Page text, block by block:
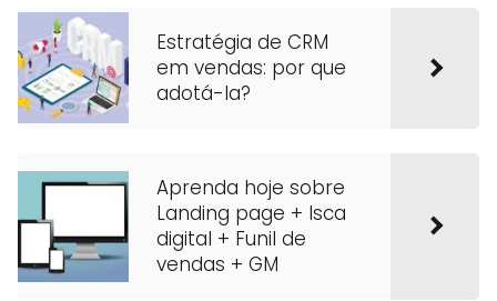
Estratégia de CRM
em vendas: por que
adotá-la?
Aprenda hoje sobre
Landing page + Isca
digital + Funil de
vendas + GM